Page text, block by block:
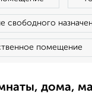
свободного
помещение
дома,